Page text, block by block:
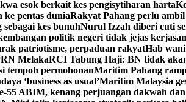
esok berkait kes pengisytiharan harta
pentas duniaRakyat Pahang perlu
kes bunuhNurul Izzah diberi cuti
politik negeri tidak jejas
patriotisme, perpaduan rakyatHab
MelakaRCI Tabung Haji: BN tidak
tempoh permohonanMaritim Pahang
‘business as usual’Maritim Malaysia
55 ABIM, kenang perjuangan dakwah